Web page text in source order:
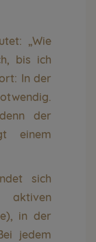
„Wie
bis ich
In der
der
einem
sich
in der
jedem